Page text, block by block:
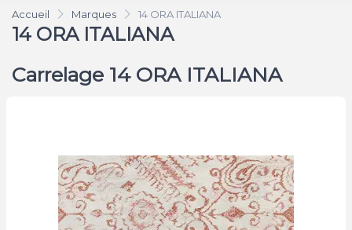
Accueil Marques 14 ORA ITALIANA
14 ORA ITALIANA
Carrelage 14 ORA ITALIANA